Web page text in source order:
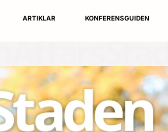
ARTIKLAR KONFERENSGUIDEN